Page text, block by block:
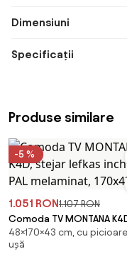
Dimensiuni
Specificații
Produse similare
-5 %
1.051 RON1.107 RON
Comoda TV MONTANA
stejar lefkas inchis, PAL
melaminat, 170x43x48
48×170×43 cm, cu
ușă